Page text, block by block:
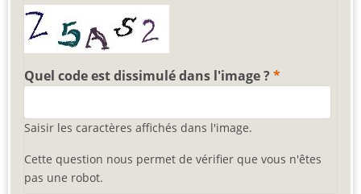
Quel code est dissimulé dans l'image ?
Saisir les caractères affichés dans l'image.
Cette question nous permet de vérifier que vous n'êtes
pas une robot.